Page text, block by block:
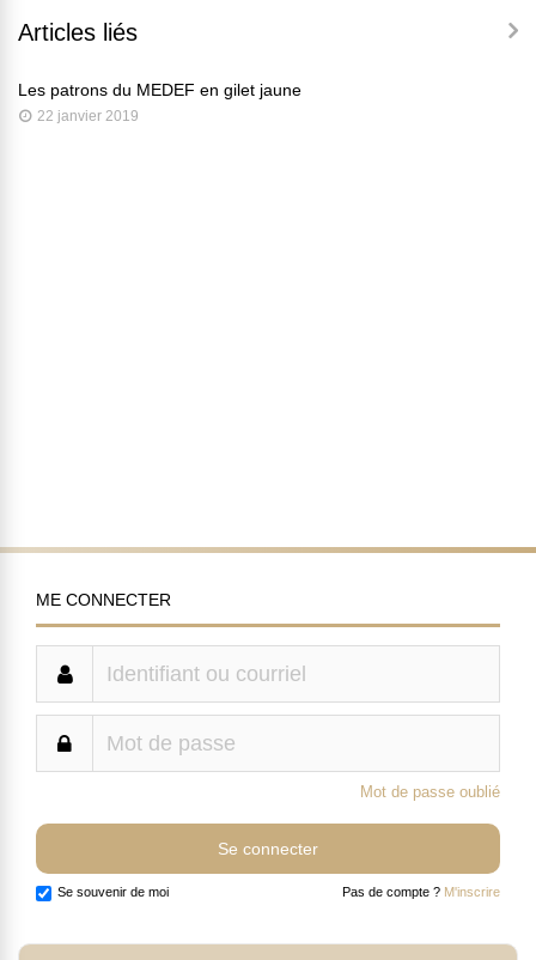
Articles liés
Les patrons du MEDEF en gilet jaune
22 janvier 2019
ME CONNECTER
Mot de passe oublié
Se souvenir de moi Pas de compte ? M'inscrire